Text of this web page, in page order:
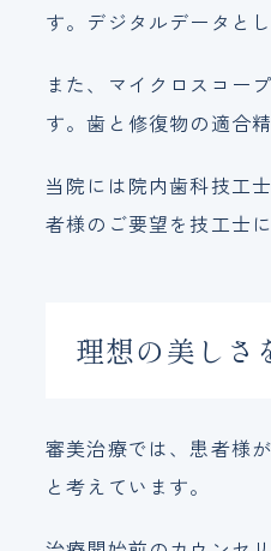
す。デジタルデータと
また、マイクロスコー
す。歯と修復物の適合
当院には院内歯科技工
者様のご要望を技工士
理想の美しさ
審美治療では、患者様
と考えています。